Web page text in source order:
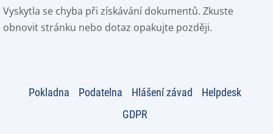
Vyskytla se chyba při získávání dokumentů. Zkuste
obnovit stránku nebo dotaz opakujte později.
Pokladna Podatelna Hlášení závad
Helpdesk
GDPR